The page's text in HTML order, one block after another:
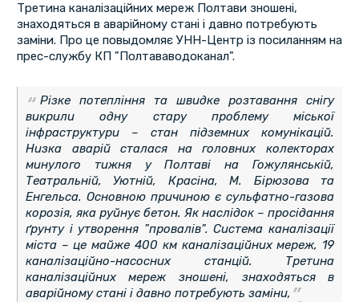
Третина каналізаційних мереж Полтави зношені,
знаходяться в аварійному стані і давно потребують
заміни. Про це повыдомляє УНН-Центр із посиланням на
прес-службу КП "Полтававодоканал".
Різке потепління та швидке розтавання снігу
викрили одну стару проблему міської
інфраструктури – стан підземних комунікацій.
Низка аварій сталася на головних колекторах
минулого тижня у Полтаві на Гожулянській,
Театральній, Уютній, Красіна, М. Бірюзова та
Енгельса. Основною причиною є сульфатно-газова
корозія, яка руйнує бетон. Як наслідок – просідання
ґрунту і утворення "провалів". Система каналізації
міста – це майже 400 км каналізаційних мереж, 19
каналізаційно-насосних станцій. Третина
каналізаційних мереж зношені, знаходяться в
аварійному стані і давно потребують заміни,